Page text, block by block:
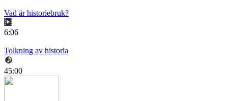
Vad är historiebruk?
6:06
Tolkning av historia
45:00